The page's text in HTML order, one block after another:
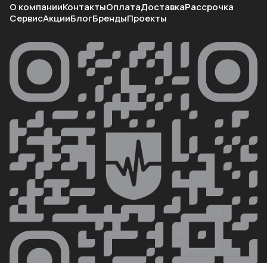
О компанииКонтактыОплатаДоставкаРассрочка
СервисАкцииБлогБрендыПроекты